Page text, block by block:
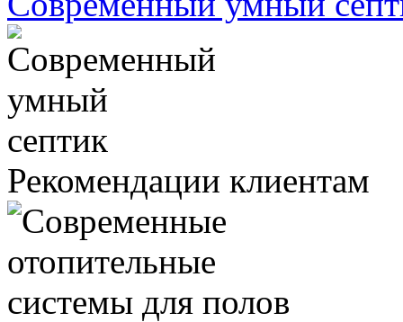
Рекомендации клиентам